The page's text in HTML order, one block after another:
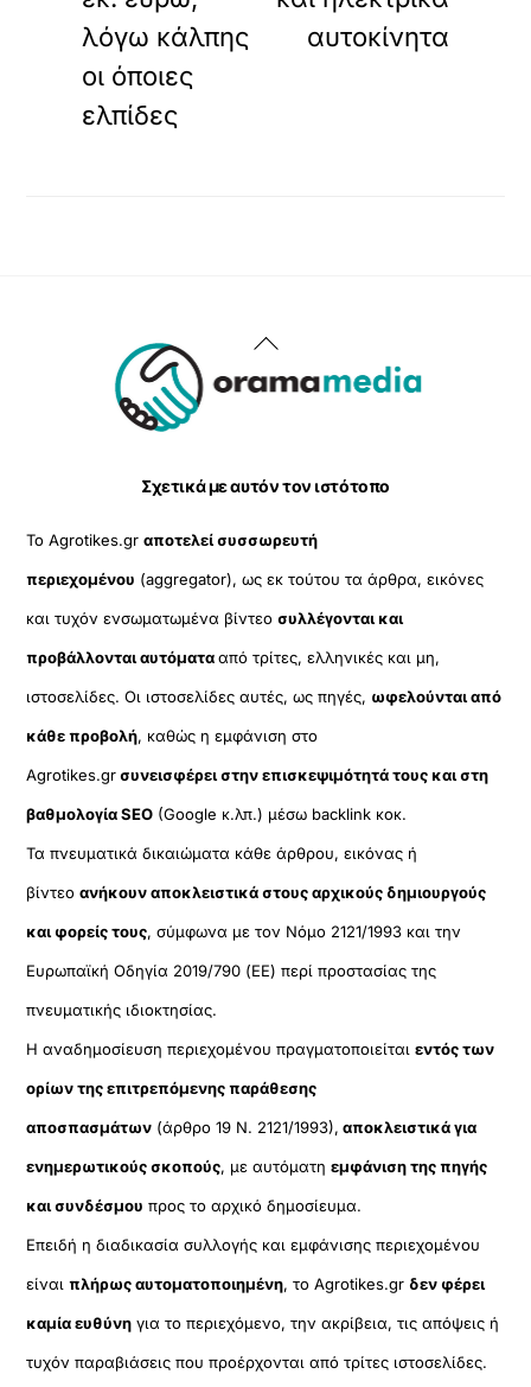
λόγω κάλπης
οι όποιες
ελπίδες
αυτοκίνητα
Back
To
Σχετικά με αυτόν τον ιστότοπο
Το Agrotikes.grαποτελεί συσσωρευτή
περιεχομένου (aggregator), ως εκ τούτου τα άρθρα, εικόνες
και τυχόν ενσωματωμένα βίντεοσυλλέγονται και
προβάλλονται αυτόματααπό τρίτες, ελληνικές και μη,
ιστοσελίδες. Οι ιστοσελίδες αυτές, ως πηγές, ωφελούνται από
κάθε προβολή, καθώς η εμφάνιση στο
Agrotikes.grσυνεισφέρει στην επισκεψιμότητά τους και στη
βαθμολογία SEO (Google κ.λπ.) μέσω backlink κοκ.
Τα πνευματικά δικαιώματα κάθε άρθρου, εικόνας ή
βίντεοανήκουν αποκλειστικά στους αρχικούς δημιουργούς
και φορείς τους, σύμφωνα με τον Νόμο 2121/1993 και την
Ευρωπαϊκή Οδηγία 2019/790 (ΕΕ) περί προστασίας της
πνευματικής ιδιοκτησίας.
Η αναδημοσίευση περιεχομένου πραγματοποιείταιεντός των
ορίων της επιτρεπόμενης παράθεσης
αποσπασμάτων (άρθρο 19 Ν. 2121/1993), αποκλειστικά για
ενημερωτικούς σκοπούς, με αυτόματηεμφάνιση της πηγής
και συνδέσμου προς το αρχικό δημοσίευμα.
Επειδή η διαδικασία συλλογής και εμφάνισης περιεχομένου
είναιπλήρως αυτοματοποιημένη, το Agrotikes.gr δεν φέρει
καμία ευθύνη για το περιεχόμενο, την ακρίβεια, τις απόψεις ή
τυχόν παραβιάσεις που προέρχονται από τρίτες ιστοσελίδες.